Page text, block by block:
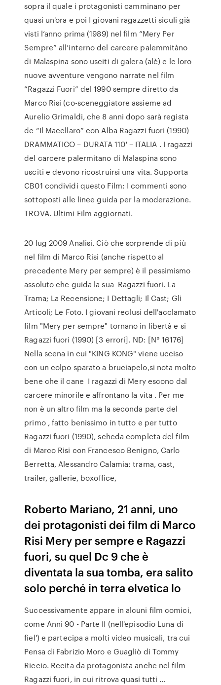
sopra il quale i protagonisti camminano per
quasi un'ora e poi I giovani ragazzetti siculi già
visti l’anno prima (1989) nel film “Mery Per
Sempre” all’interno del carcere palemmitàno
di Malaspina sono usciti di galera (alè) e le loro
nuove avventure vengono narrate nel film
“Ragazzi Fuori” del 1990 sempre diretto da
Marco Risi (co-sceneggiatore assieme ad
Aurelio Grimaldi, che 8 anni dopo sarà regista
de “Il Macellaro” con Alba Ragazzi fuori (1990)
DRAMMATICO – DURATA 110′ – ITALIA . I ragazzi
del carcere palermitano di Malaspina sono
usciti e devono ricostruirsi una vita. Supporta
CB01 condividi questo Film: I commenti sono
sottoposti alle linee guida per la moderazione.
TROVA. Ultimi Film aggiornati.
20 lug 2009 Analisi. Ciò che sorprende di più
nel film di Marco Risi (anche rispetto al
precedente Mery per sempre) è il pessimismo
assoluto che guida la sua Ragazzi fuori. La
Trama; La Recensione; I Dettagli; Il Cast; Gli
Articoli; Le Foto. I giovani reclusi dell'acclamato
film "Mery per sempre" tornano in libertà e si
Ragazzi fuori (1990) [3 errori]. ND: [N° 16176]
Nella scena in cui "KING KONG" viene ucciso
con un colpo sparato a bruciapelo,si nota molto
bene che il cane I ragazzi di Mery escono dal
carcere minorile e affrontano la vita . Per me
non è un altro film ma la seconda parte del
primo , fatto benissimo in tutto e per tutto
Ragazzi fuori (1990), scheda completa del film
di Marco Risi con Francesco Benigno, Carlo
Berretta, Alessandro Calamia: trama, cast,
trailer, gallerie, boxoffice,
Roberto Mariano, 21 anni, uno
dei protagonisti dei film di Marco
Risi Mery per sempre e Ragazzi
fuori, su quel Dc 9 che è
diventata la sua tomba, era salito
solo perché in terra elvetica lo
Successivamente appare in alcuni film comici,
come Anni 90 - Parte II (nell'episodio Luna di
fiel') e partecipa a molti video musicali, tra cui
Pensa di Fabrizio Moro e Guagliò di Tommy
Riccio. Recita da protagonista anche nel film
Ragazzi fuori, in cui ritrova quasi tutti …